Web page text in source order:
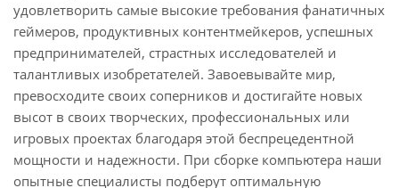
удовлетворить самые высокие требования фанатичных
геймеров, продуктивных контентмейкеров, успешных
предпринимателей, страстных исследователей и
талантливых изобретателей. Завоевывайте мир,
превосходите своих соперников и достигайте новых
высот в своих творческих, профессиональных или
игровых проектах благодаря этой беспрецедентной
мощности и надежности. При сборке компьютера наши
опытные специалисты подберут оптимальную